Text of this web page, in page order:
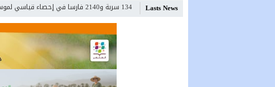
Lasts News
134 سربة و2140 فارسا في إحصاء قياسي لموسم مولاي عبد الله أمغار